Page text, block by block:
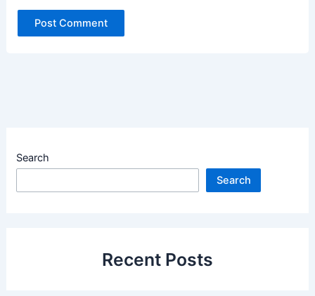
Search
Search
Recent Posts